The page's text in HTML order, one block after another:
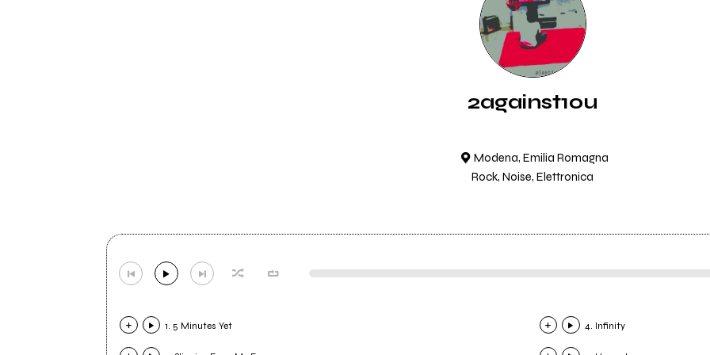
2against1ou
Modena, Emilia Romagna
Rock, Noise, Elettronica
1. 5 Minutes Yet 4. Infinity